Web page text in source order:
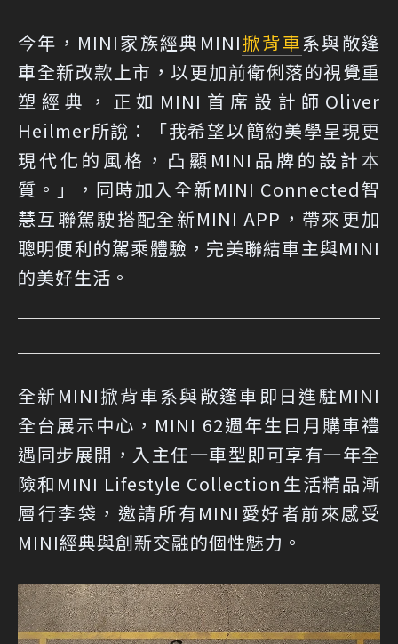
今年，MINI家族經典MINI掀背車系與敞篷
車全新改款上市，以更加前衛俐落的視覺重
塑經典，正如MINI首席設計師Oliver
Heilmer所說：「我希望以簡約美學呈現更
現代化的風格，凸顯MINI品牌的設計本
質。」，同時加入全新MINI Connected智
慧互聯駕駛搭配全新MINI APP，帶來更加
聰明便利的駕乘體驗，完美聯結車主與MINI
的美好生活。
全新MINI掀背車系與敞篷車即日進駐MINI
全台展示中心，MINI 62週年生日月購車禮
遇同步展開，入主任一車型即可享有一年全
險和MINI Lifestyle Collection生活精品漸
層行李袋，邀請所有MINI愛好者前來感受
MINI經典與創新交融的個性魅力。